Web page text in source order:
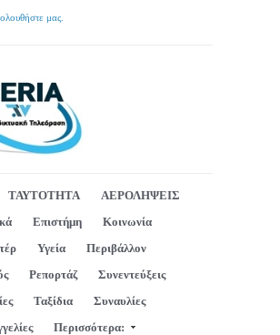
μας.
ΤΑΥΤΟΤΗΤΑ
ΑΕΡΟΛΗΨΕΙΣ
Επιστήμη
Κοινωνία
Υγεία
Περιβάλλον
Ρεπορτάζ
Συνεντεύξεις
Ταξίδια
Συναυλίες
Περισσότερα: